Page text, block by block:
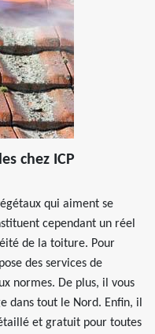
chez ICP
qui aiment se
cependant un réel
de la toiture. Pour
des services de
normes. De plus, il vous
dans tout le Nord. Enfin, il
et gratuit pour toutes